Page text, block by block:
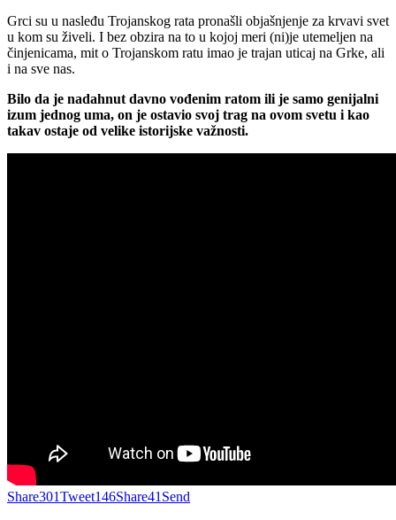
Grci su u nasleđu Trojanskog rata pronašli objašnjenje za krvavi svet
u kom su živeli. I bez obzira na to u kojoj meri (ni)je utemeljen na
činjenicama, mit o Trojanskom ratu imao je trajan uticaj na Grke, ali
i na sve nas.
Bilo da je nadahnut davno vođenim ratom ili je samo genijalni
izum jednog uma, on je ostavio svoj trag na ovom svetu i kao
takav ostaje od velike istorijske važnosti.
Share301Tweet146Share41 Send